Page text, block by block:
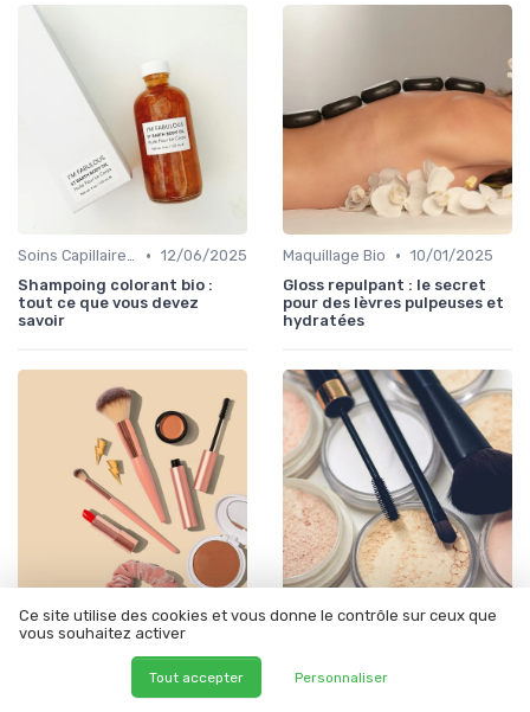
Soins Capillaires Bio • 12/06/2025
Shampoing colorant bio :
tout ce que vous devez
savoir
Maquillage Bio • 10/01/2025
Gloss repulpant : le secret
pour des lèvres pulpeuses et
hydratées
Soins Capillaires Bio •
12/06/2025
Soins du Corps Bio •
10/02/2025
Ce site utilise des cookies et vous donne le contrôle sur ceux que
vous souhaitez activer
Tout accepter Personnaliser